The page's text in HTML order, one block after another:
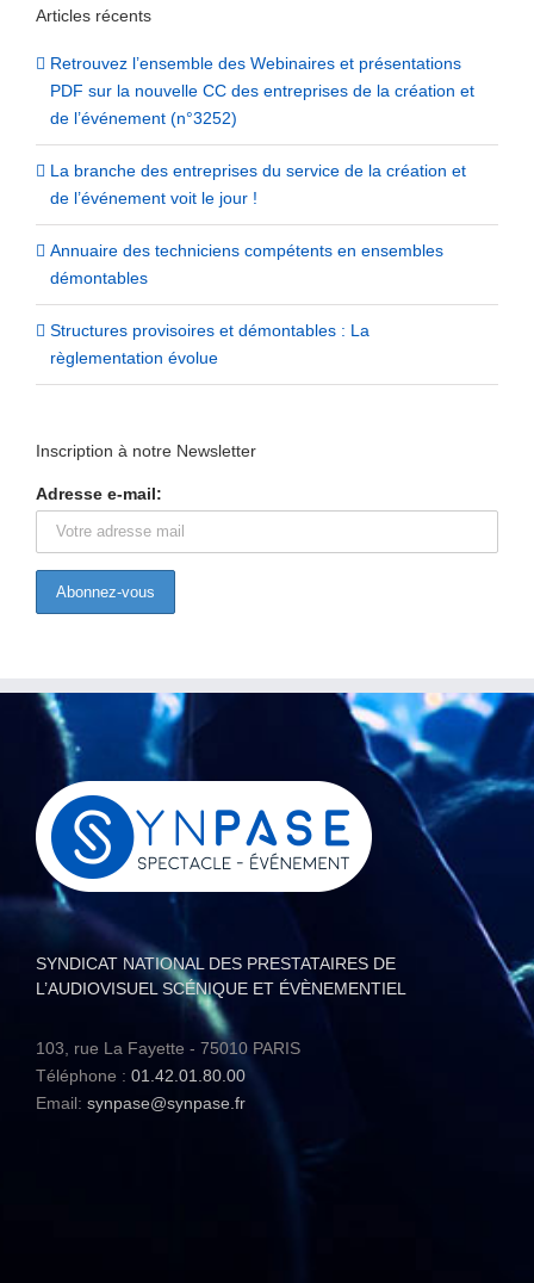
Articles récents
Retrouvez l’ensemble des Webinaires et présentations
PDF sur la nouvelle CC des entreprises de la création et
de l’événement (n°3252)
La branche des entreprises du service de la création et
de l’événement voit le jour !
Annuaire des techniciens compétents en ensembles
démontables
Structures provisoires et démontables : La
règlementation évolue
Inscription à notre Newsletter
Adresse e-mail:
SYNDICAT NATIONAL DES PRESTATAIRES DE
L’AUDIOVISUEL SCÉNIQUE ET ÉVÈNEMENTIEL
103, rue La Fayette - 75010 PARIS
Téléphone : 01.42.01.80.00
Email: synpase@synpase.fr